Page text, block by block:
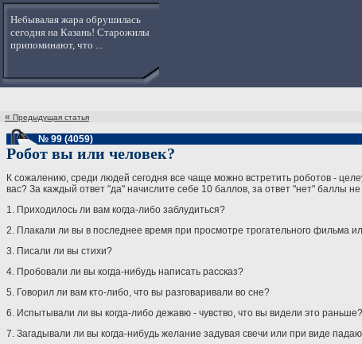
Небывалая жара обрушилась
сегодня на Казань! Старожилы
припоминают, что ...
« Предыдущая статья
№ 99 (4059)
Робот вы или человек?
К сожалению, среди людей сегодня все чаще можно встретить роботов -
вас? За каждый ответ "да" начислите себе 10 баллов, за ответ "нет" баллы
1. Приходилось ли вам когда-либо заблудиться?
2. Плакали ли вы в последнее время при просмотре трогательного фильма
3. Писали ли вы стихи?
4. Пробовали ли вы когда-нибудь написать рассказ?
5. Говорил ли вам кто-либо, что вы разговаривали во сне?
6. Испытывали ли вы когда-либо дежавю - чувство, что вы видели это раньше?
7. Загадывали ли вы когда-нибудь желание задувая свечи или при виде